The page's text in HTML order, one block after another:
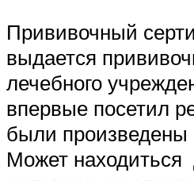
Прививочный
выдается
лечебного
впервые посетил
были произведены
Может находиться